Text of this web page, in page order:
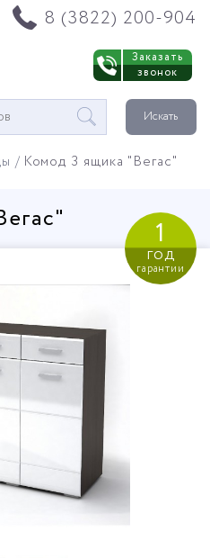
8 (3822) 200-904
Заказать
звонок
Искать
Комод 3 ящика "Вегас"
1
год
гарантии